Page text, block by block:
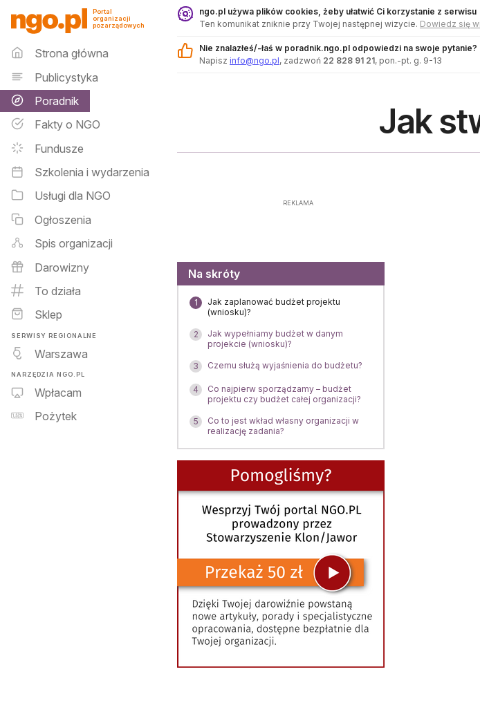
Poradnik - ngo.pl
Portal
organizacji
pozarządowych
Menu główne
Strona główna
Publicystyka
Poradnik
Fakty o NGO
Fundusze
Szkolenia i wydarzenia
Usługi dla NGO
Ogłoszenia
Spis organizacji
Darowizny
To działa
Sklep
SERWISY REGIONALNE
Warszawa
NARZĘDZIA NGO.PL
Wpłacam
Pożytek
ngo.pl używa plików cookies, żeby ułatwić Ci korzystanie z serwisu
Ten komunikat zniknie przy Twojej następnej wizycie. Dowiedz się
Nie znalazłeś/-łaś w poradnik.ngo.pl odpowiedzi na swoje pytanie?
Napisz info@ngo.pl, zadzwoń 22 828 91 21, pon.-pt. g. 9-13
Jak
REKLAMA
Menu
Na skróty
1
Jak zaplanować budżet projektu
(wniosku)?
2
Jak wypełniamy budżet w danym
projekcie (wniosku)?
3 Czemu służą wyjaśnienia do budżetu?
4
Co najpierw sporządzamy – budżet
projektu czy budżet całej organizacji?
5
Co to jest wkład własny organizacji w
realizację zadania?